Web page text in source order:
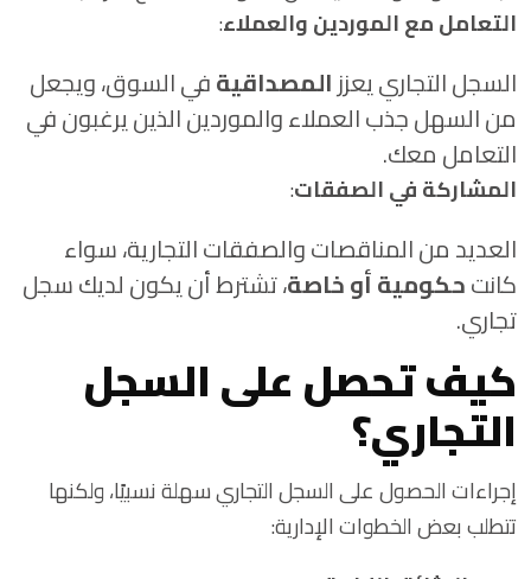
التعامل مع الموردين والعملاء:
السجل التجاري يعززالمصداقيةفي السوق، ويجعل
من السهل جذب العملاء والموردين الذين يرغبون في
التعامل معك.
المشاركة في الصفقات:
العديد من المناقصات والصفقات التجارية، سواء
كانتحكومية أو خاصة، تشترط أن يكون لديك سجل
تجاري.
كيف تحصل على السجل
التجاري؟
إجراءات الحصول على السجل التجاري سهلة نسبيًا، ولكنها
تتطلب بعض الخطوات الإدارية: